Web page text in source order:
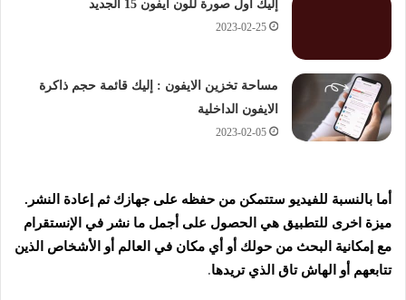
إليك أول صورة للون ايفون 15 الجديد
2023-02-25
مساحة تخزين الايفون : إليك قائمة حجم ذاكرة
الايفون الداخلية
2023-02-05
أما بالنسبة للفيديو ستتمكن من حفظه على جهازك ثم إعادة النشر.
ميزة اخرى للتطبيق هي الحصول على أجمل ما نشر في الإنستقرام
مع إمكانية البحث من حولك أو أي مكان في العالم أو الأشخاص الذين
تتابعهم أو الهاش تاق الذي تريدها.